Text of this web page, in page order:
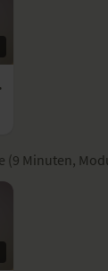
(9 Minuten,